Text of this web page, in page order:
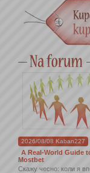
2026/08/08 Kaban227
A Real-World Guide
Mostbet
Скажу чесно: коли я